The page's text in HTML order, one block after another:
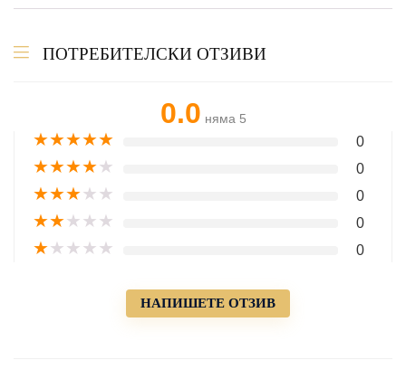
ПОТРЕБИТЕЛСКИ ОТЗИВИ
0.0 няма 5
★★★★★ 0
★★★★★ 0
★★★★★ 0
★★★★★ 0
★★★★★ 0
НАПИШЕТЕ ОТЗИВ